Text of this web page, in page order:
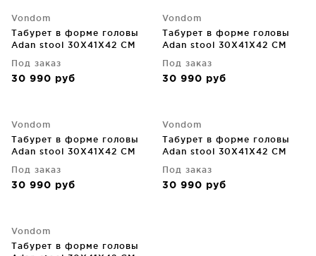
Vondom
Табурет в форме головы
Adan stool 30X41X42 CM
Под заказ
30 990 руб
Vondom
Табурет в форме головы
Adan stool 30X41X42 CM
Под заказ
30 990 руб
Vondom
Табурет в форме головы
Adan stool 30X41X42 CM
Под заказ
30 990 руб
Vondom
Табурет в форме головы
Adan stool 30X41X42 CM
Под заказ
30 990 руб
Vondom
Табурет в форме головы